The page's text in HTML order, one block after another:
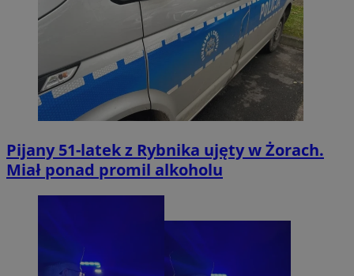
Pijany 51-latek z Rybnika ujęty w Żorach.
Miał ponad promil alkoholu